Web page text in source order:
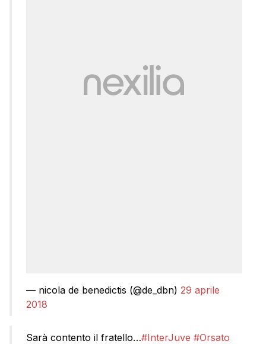
— nicola de benedictis (@de_dbn) 29 aprile
2018
Sarà contento il fratello…#InterJuve #Orsato